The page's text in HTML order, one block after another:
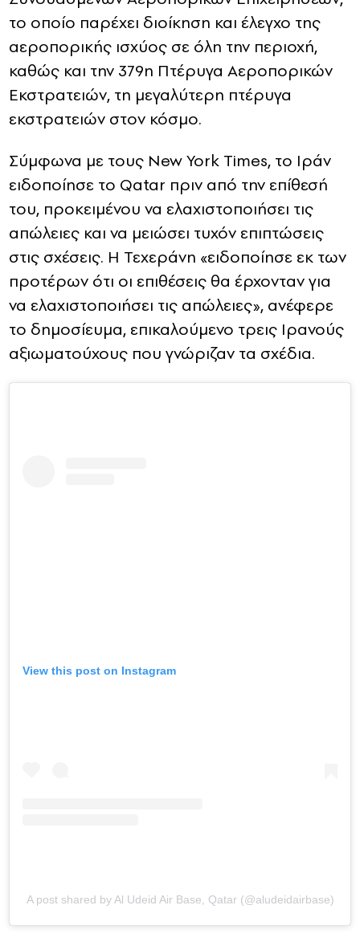
το οποίο παρέχει διοίκηση και έλεγχο της
αεροπορικής ισχύος σε όλη την περιοχή,
καθώς και την 379η Πτέρυγα Αεροπορικών
Εκστρατειών, τη μεγαλύτερη πτέρυγα
εκστρατειών στον κόσμο.
Σύμφωνα με τους New York Times, το Ιράν
ειδοποίησε το Qatar πριν από την επίθεσή
του, προκειμένου να ελαχιστοποιήσει τις
απώλειες και να μειώσει τυχόν επιπτώσεις
στις σχέσεις. Η Τεχεράνη «ειδοποίησε εκ των
προτέρων ότι οι επιθέσεις θα έρχονταν για
να ελαχιστοποιήσει τις απώλειες», ανέφερε
το δημοσίευμα, επικαλούμενο τρεις Ιρανούς
αξιωματούχους που γνώριζαν τα σχέδια.
View this post on Instagram
A post shared by Al Udeid Air Base, Qatar (@aludeidairbase)